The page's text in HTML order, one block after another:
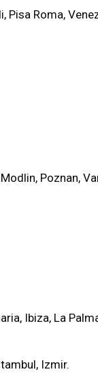
Pisa Roma,
Poznan,
Ibiza, La
Izmir.